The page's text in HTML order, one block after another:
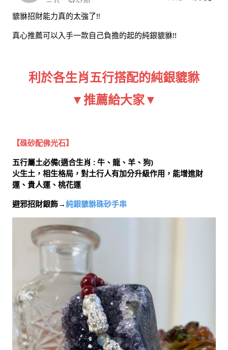
貔貅招財能力真的太強了!!
真心推薦可以入手一款自己負擔的起的純銀貔貅!!
利於各生肖五行搭配的純銀貔貅
▼推薦給大家▼
【硃砂配佛光石】
五行屬土必備(適合生肖 : 牛、龍、羊、狗)
火生土，相生格局，對土行人有加分升級作用，能增進財
運、貴人運、桃花運
避邪招財銀飾→純銀貔貅硃砂手串